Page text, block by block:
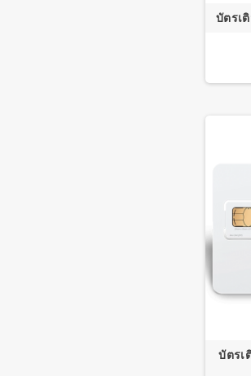
บัตรเ
บัตรเ